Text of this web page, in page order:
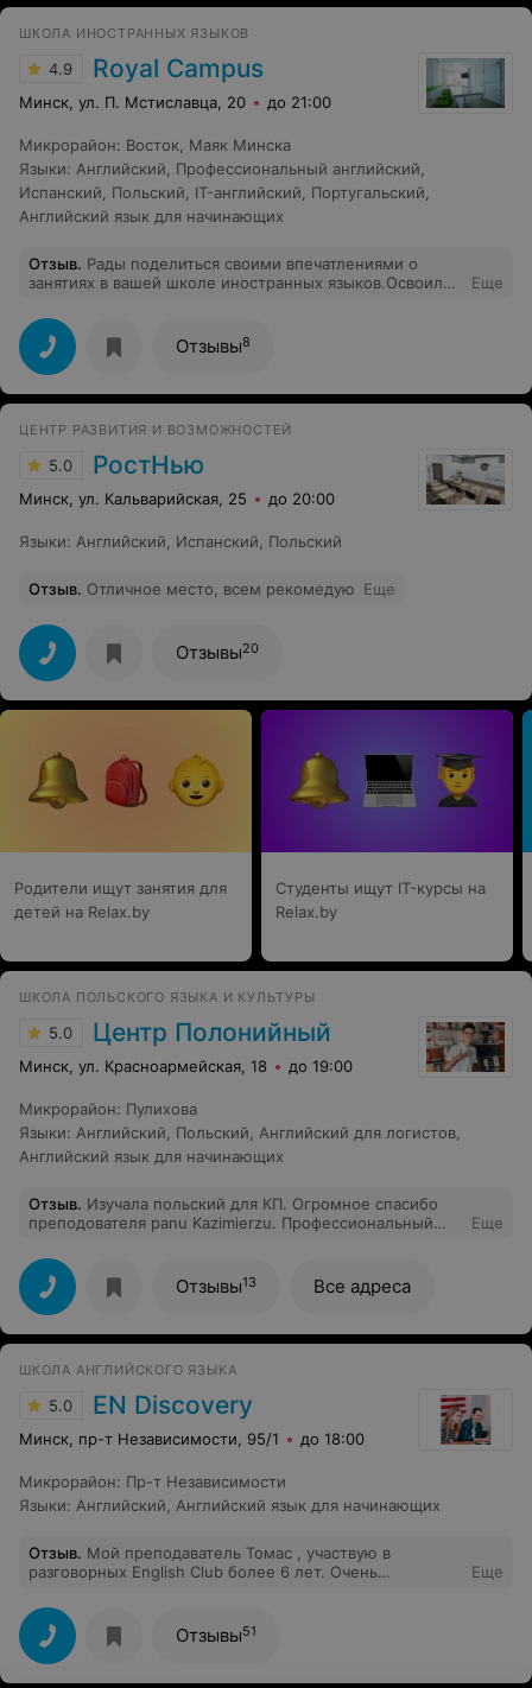
ШКОЛА ИНОСТРАННЫХ ЯЗЫКОВ
4.9 Royal Campus
Минск, ул. П. Мстиславца, 20 до 21:00
Микрорайон: Восток, Маяк Минска
Языки: Английский, Профессиональный английский,
Испанский, Польский, IT-английский, Португальский,
Английский язык для начинающих
Отзыв. Рады поделиться своими впечатлениями о
занятиях в вашей школе иностранных языков.Освоили
занятий)) ходили на занятия с удовольствием и
желанием.Очень достойный уровень
преподавания,удобные классы,месторасположение
школы. Все на позитиве! Спасибо владельцам и
преподавателям))Рекомендуем!
Еще
Отзывы8
ЦЕНТР РАЗВИТИЯ И ВОЗМОЖНОСТЕЙ
5.0 РостНью
Минск, ул. Кальварийская, 25 до 20:00
Языки: Английский, Испанский, Польский
Отзыв. Отличное место, всем рекомедую Еще
Отзывы20
Родители ищут занятия для
детей на Relax.by
Студенты ищут IT-курсы на
Relax.by
ШКОЛА ПОЛЬСКОГО ЯЗЫКА И КУЛЬТУРЫ
5.0 Центр Полонийный
Минск, ул. Красноармейская, 18 до 19:00
Микрорайон: Пулихова
Языки: Английский, Польский, Английский для логистов,
Английский язык для начинающих
Отзыв. Изучала польский для КП. Огромное спасибо
преподователя panu Kazimierzu. Профессиональный
благодарю за всё.
Еще
Отзывы13 Все адреса
ШКОЛА АНГЛИЙСКОГО ЯЗЫКА
5.0 EN Discovery
Минск, пр-т Независимости, 95/1 до 18:00
Микрорайон: Пр-т Независимости
Языки: Английский, Английский язык для начинающих
Отзыв. Мой преподаватель Томас , участвую в
разговорных English Club более 6 лет. Очень
speaker, что не мало важно, а в дополнение по своему
менталитету натуральный белорус, его бабушка родом
с Беларуси. Темы клубов очень интересные и
разнообразные. Очень приятно когда ты на лайте
Еще
Отзывы51